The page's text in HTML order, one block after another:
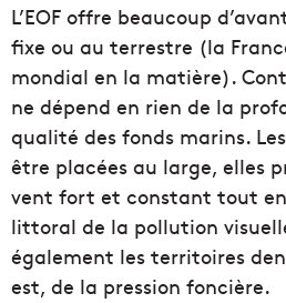
L’EOF offre beaucoup
fixe ou au terrestre (la
mondial en la matière).
ne dépend en rien de la
qualité des fonds marins.
être placées au large, elles
vent fort et constant tout
littoral de la pollution
également les territoires
est, de la pression foncière.